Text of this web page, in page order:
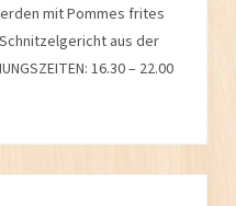
mit Pommes frites
aus der
16.30 – 22.00